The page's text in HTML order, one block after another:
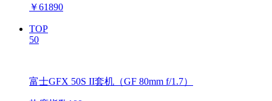
￥61890
TOP
50
富士GFX 50S II套机（GF 80mm f/1.7）